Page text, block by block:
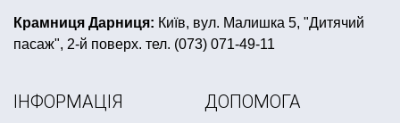
все для день народження людина павук
гавайська вечірка костюм морська вечірка
фата на дівич вечір
Крамниця Дарниця: Київ, вул. Малишка 5, "Дитячий
пасаж", 2-й поверх. тел. (073) 071-49-11
ІНФОРМАЦІЯ ДОПОМОГА